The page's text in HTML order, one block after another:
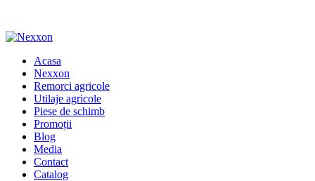
Acasa
Nexxon
Remorci agricole
Utilaje agricole
Piese de schimb
Promoții
Blog
Media
Contact
Catalog